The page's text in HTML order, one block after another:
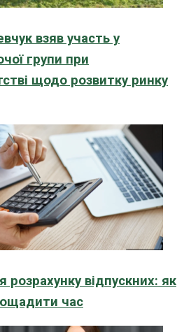
взяв участь у
групи при
щодо розвитку ринку
розрахунку відпускних: як
час